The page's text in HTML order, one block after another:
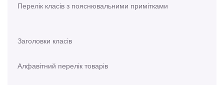
Перелік класів з пояснювальними примітками
Заголовки класів
Алфавітний перелік товарів